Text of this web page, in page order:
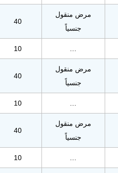
مرض منقول
جنسياً
40
10
مرض منقول
جنسياً
40
10
مرض منقول
جنسياً
40
10